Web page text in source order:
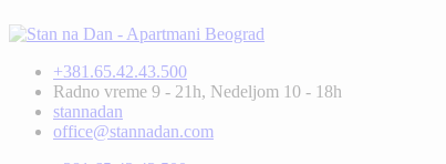
+381.65.42.43.500
Radno vreme 9 - 21h, Nedeljom 10 - 18h
stannadan
office@stannadan.com